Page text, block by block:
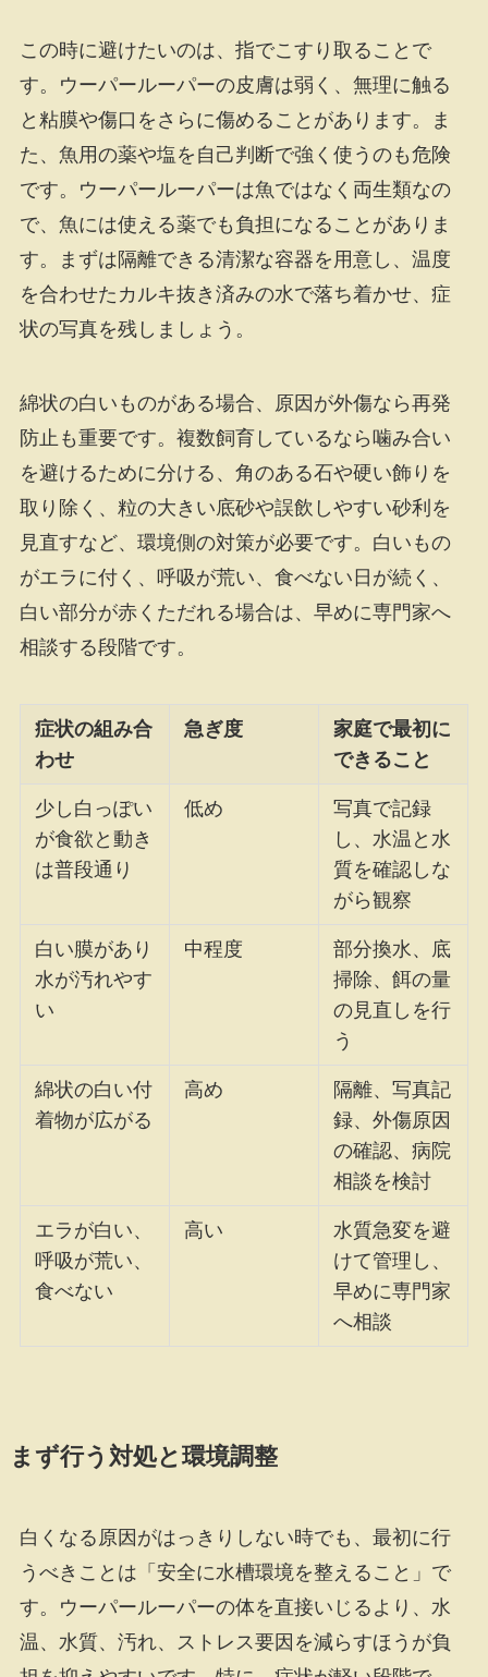
この時に避けたいのは、指でこすり取ることで
す。ウーパールーパーの皮膚は弱く、無理に触る
と粘膜や傷口をさらに傷めることがあります。ま
た、魚用の薬や塩を自己判断で強く使うのも危険
です。ウーパールーパーは魚ではなく両生類なの
で、魚には使える薬でも負担になることがありま
す。まずは隔離できる清潔な容器を用意し、温度
を合わせたカルキ抜き済みの水で落ち着かせ、症
状の写真を残しましょう。
綿状の白いものがある場合、原因が外傷なら再発
防止も重要です。複数飼育しているなら噛み合い
を避けるために分ける、角のある石や硬い飾りを
取り除く、粒の大きい底砂や誤飲しやすい砂利を
見直すなど、環境側の対策が必要です。白いもの
がエラに付く、呼吸が荒い、食べない日が続く、
白い部分が赤くただれる場合は、早めに専門家へ
相談する段階です。
症状の組み合
わせ
急ぎ度
家庭で最初に
できること
少し白っぽい
が食欲と動き
は普段通り
低め
写真で記録
し、水温と水
質を確認しな
がら観察
白い膜があり
水が汚れやす
い
中程度
部分換水、底
掃除、餌の量
の見直しを行
う
綿状の白い付
着物が広がる
高め
隔離、写真記
録、外傷原因
の確認、病院
相談を検討
エラが白い、
呼吸が荒い、
食べない
高い
水質急変を避
けて管理し、
早めに専門家
へ相談
まず行う対処と環境調整
白くなる原因がはっきりしない時でも、最初に行
うべきことは「安全に水槽環境を整えること」で
す。ウーパールーパーの体を直接いじるより、水
温、水質、汚れ、ストレス要因を減らすほうが負